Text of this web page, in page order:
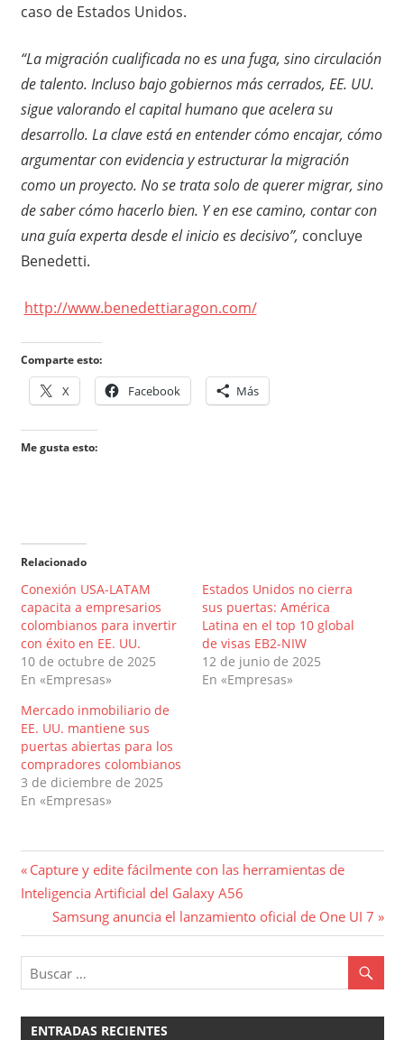
caso de Estados Unidos.
“La migración cualificada no es una fuga, sino circulación
de talento. Incluso bajo gobiernos más cerrados, EE. UU.
sigue valorando el capital humano que acelera su
desarrollo. La clave está en entender cómo encajar, cómo
argumentar con evidencia y estructurar la migración
como un proyecto. No se trata solo de querer migrar, sino
de saber cómo hacerlo bien. Y en ese camino, contar con
una guía experta desde el inicio es decisivo”, concluye
Benedetti.
http://www.benedettiaragon.com/
Comparte esto:
X Facebook Más
Me gusta esto:
Relacionado
Conexión USA-LATAM
capacita a empresarios
colombianos para invertir
con éxito en EE. UU.
10 de octubre de 2025
En «Empresas»
Estados Unidos no cierra
sus puertas: América
Latina en el top 10 global
de visas EB2-NIW
12 de junio de 2025
En «Empresas»
Mercado inmobiliario de
EE. UU. mantiene sus
puertas abiertas para los
compradores colombianos
3 de diciembre de 2025
En «Empresas»
Navegación
de
entradas
Entrada
anterior:
Capture y edite fácilmente con las herramientas de
Inteligencia Artificial del Galaxy A56
Entrada
siguiente:
Samsung anuncia el lanzamiento oficial de One UI 7
ENTRADAS RECIENTES